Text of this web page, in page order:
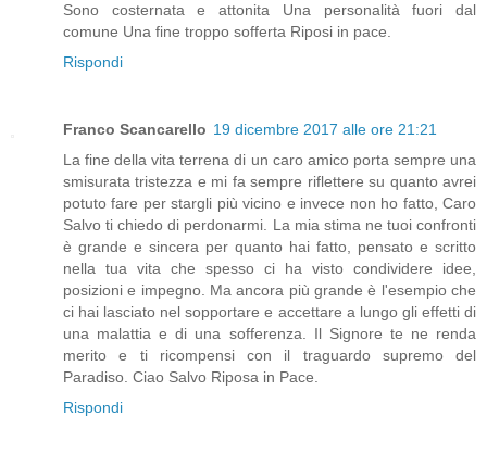
Sono costernata e attonita Una personalità fuori dal
comune Una fine troppo sofferta Riposi in pace.
Rispondi
Franco Scancarello 19 dicembre 2017 alle ore 21:21
La fine della vita terrena di un caro amico porta sempre una
smisurata tristezza e mi fa sempre riflettere su quanto avrei
potuto fare per stargli più vicino e invece non ho fatto, Caro
Salvo ti chiedo di perdonarmi. La mia stima ne tuoi confronti
è grande e sincera per quanto hai fatto, pensato e scritto
nella tua vita che spesso ci ha visto condividere idee,
posizioni e impegno. Ma ancora più grande è l'esempio che
ci hai lasciato nel sopportare e accettare a lungo gli effetti di
una malattia e di una sofferenza. Il Signore te ne renda
merito e ti ricompensi con il traguardo supremo del
Paradiso. Ciao Salvo Riposa in Pace.
Rispondi